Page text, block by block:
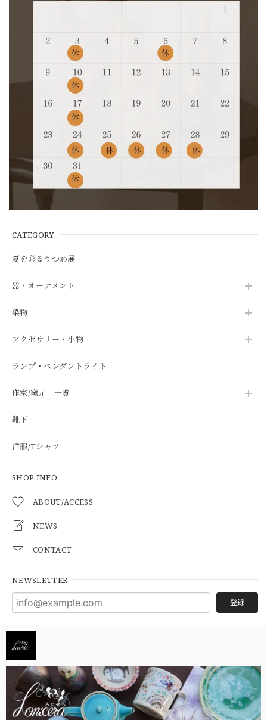
CATEGORY
夏を彩るうつわ展
器・オーナメント
染物
アクセサリー・小物
ランプ・ペンダントライト
作家/窯元 一覧
靴下
洋服/Tシャツ
SHOP INFO
ABOUT/ACCESS
NEWS
CONTACT
NEWSLETTER
登録